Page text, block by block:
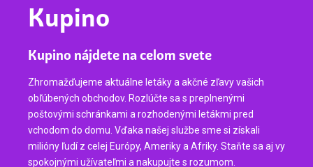
Kupino
Kupino nájdete na celom svete
Zhromažďujeme aktuálne letáky a akčné zľavy vašich
obľúbených obchodov. Rozlúčte sa s preplnenými
poštovými schránkami a rozhodenými letákmi pred
vchodom do domu. Vďaka našej službe sme si získali
milióny ľudí z celej Európy, Ameriky a Afriky. Staňte sa aj vy
spokojnými užívateľmi a nakupujte s rozumom.